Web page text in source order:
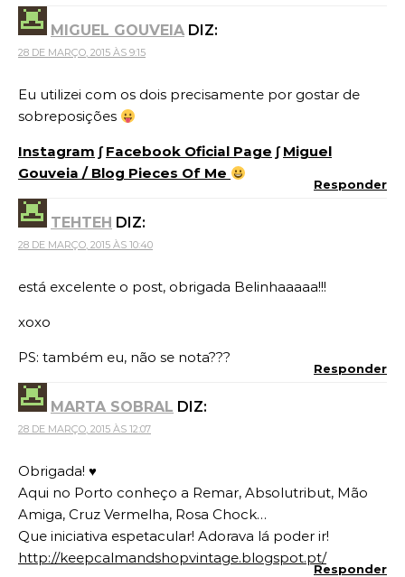
MIGUEL GOUVEIA DIZ:
28 DE MARÇO, 2015 ÀS 9:15
Eu utilizei com os dois precisamente por gostar de
sobreposições
Instagram ∫Facebook Oficial Page ∫Miguel
Gouveia / Blog Pieces Of Me
Responder
TEHTEH DIZ:
28 DE MARÇO, 2015 ÀS 10:40
está excelente o post, obrigada Belinhaaaaa!!!
xoxo
PS: também eu, não se nota???
Responder
MARTA SOBRAL DIZ:
28 DE MARÇO, 2015 ÀS 12:07
Obrigada! ♥
Aqui no Porto conheço a Remar, Absolutribut, Mão
Amiga, Cruz Vermelha, Rosa Chock…
Que iniciativa espetacular! Adorava lá poder ir!
http://keepcalmandshopvintage.blogspot.pt/
Responder